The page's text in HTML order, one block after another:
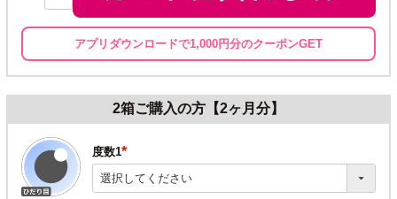
アプリダウンロードで1,000円分のクーポンGET
2箱ご購入の方【2ヶ月分】
度数1
(必
須)